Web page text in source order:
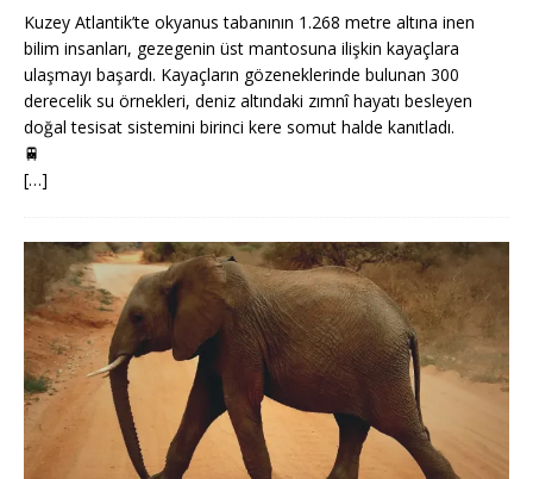
Kuzey Atlantik’te okyanus tabanının 1.268 metre altına inen
bilim insanları, gezegenin üst mantosuna ilişkin kayaçlara
ulaşmayı başardı. Kayaçların gözeneklerinde bulunan 300
derecelik su örnekleri, deniz altındaki zımnî hayatı besleyen
doğal tesisat sistemini birinci kere somut halde kanıtladı.
🚆
[…]